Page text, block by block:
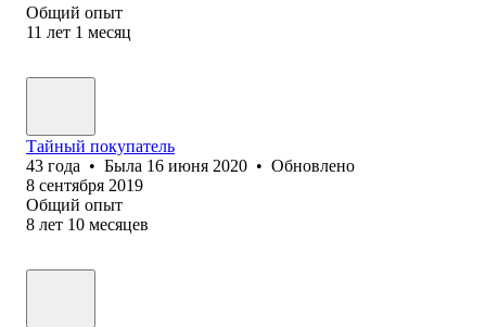
Общий опыт
11 лет 1 месяц
Тайный покупатель
43 года • Была 16 июня 2020 • Обновлено
8 сентября 2019
Общий опыт
8 лет 10 месяцев